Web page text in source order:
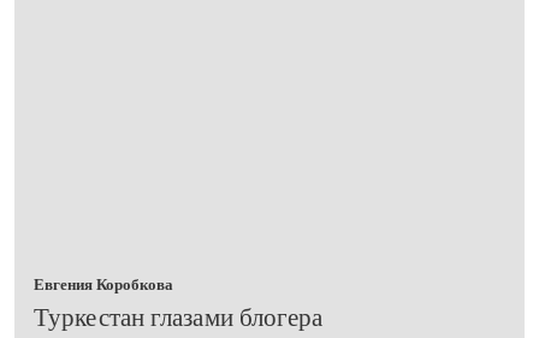
Евгения Коробкова
Туркестан глазами блогера